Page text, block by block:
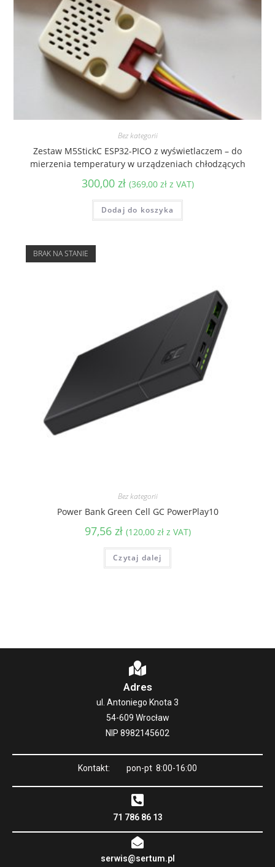
Bez kategorii
Zestaw M5StickC ESP32-PICO z wyświetlaczem – do
mierzenia temperatury w urządzeniach chłodzących
300,00 zł (369,00 złz VAT)
Dodaj do koszyka
BRAK NA STANIE
Bez kategorii
Power Bank Green Cell GC PowerPlay10
97,56 zł (120,00 złz VAT)
Czytaj dalej
Adres
ul. Antoniego Knota 3
54-609 Wrocław
NIP 8982145602
Kontakt: pon-pt 8:00-16:00
71 786 86 13
serwis@sertum.pl